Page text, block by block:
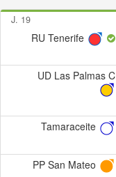
J. 19
RU Tenerife
UD Las Palmas C
Tamaraceite
PP San Mateo